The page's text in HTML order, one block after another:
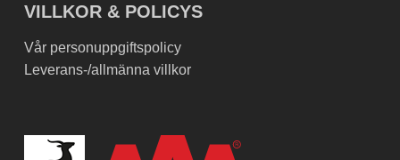
VILLKOR & POLICYS
Vår personuppgiftspolicy
Leverans-/allmänna villkor